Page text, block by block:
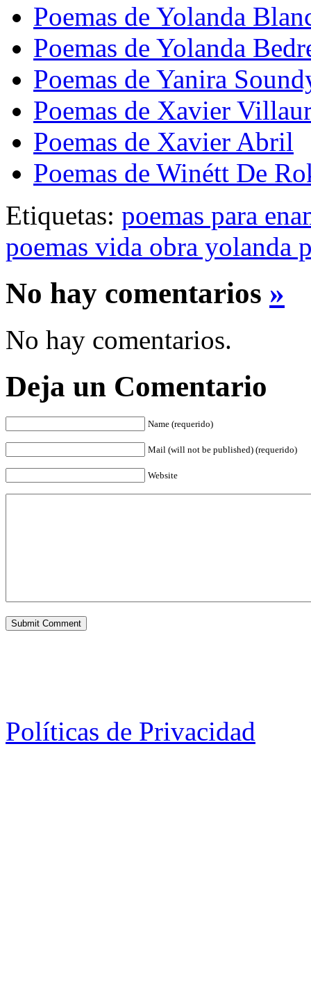
Poemas de Yolanda
Poemas de Yolanda
Poemas de Yanira
Poemas de Xavier
Poemas de Xavier Abril
Poemas de Winétt De
Etiquetas: poemas para
poemas vida obra yolanda
No hay comentarios »
No hay comentarios.
Deja un Comentario
Name (requerido)
Mail (will not be published) (requerido)
Website
Políticas de Privacidad